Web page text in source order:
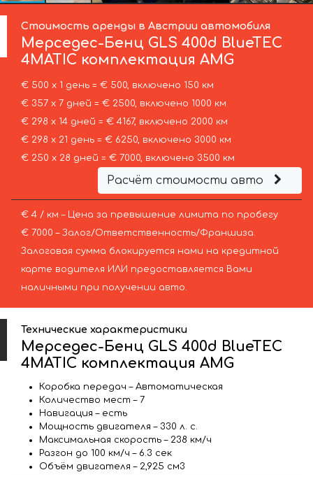
Стоимость аренды в Австрии автомобиля
Мерседес-Бенц GLS 400d BlueTEC
4MATIC комплектация AMG
€ 500 х 1 день = € 500, включено 150 км
€ 357 х 7 дней = € 2500, включено 1000 км
€ 298 х 14 дней = € 4167, включено 2000 км
€ 298 х 21 день = € 6250, включено 3000 км
€ 250 х 28 дней = € 7000, включено 3500 км
Расчёт стоимости авто
€ 4 / км – Цена за превышение лимита по пробегу
€ 7000 – Залог/Ответственность/Франшиза.
Залоговая сумма блокируется нами на кредитной
карте водителя ИЛИ предоставляется Вами
наличными при получении авто.
Технические характеристики
Мерседес-Бенц GLS 400d BlueTEC
4MATIC комплектация AMG
Коробка передач – Автоматическая
Количество мест – 7
Навигация – есть
Мощность двигателя – 330 л. с.
Максимальная скорость – 238 км/ч
Разгон до 100 км/ч – 6.3 сек
Объём двигателя – 2,925 см3